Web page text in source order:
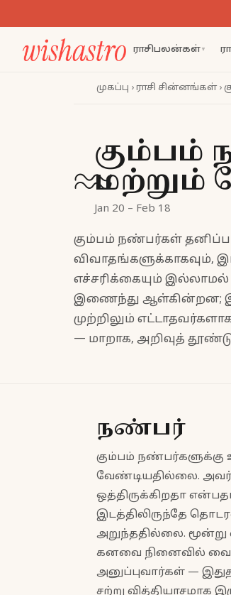
ராசிபலன்கள் ▼
முகப்பு ›ராசி சின்னங்கள்›
♒
கும்பம்
Jan 20 – Feb 18
கும்பம் நண்பர்கள்
விவாதங்களுக்காகவும்,
எச்சரிக்கையும் இல்லாமல்
இணைந்து ஆள்கின்றன;
முற்றிலும்
— மாறாக, அறிவுத்
நண்பர்
கும்பம் நண்பர்களுக்கு
வேண்டியதில்லை.
ஒத்திருக்கிறதா
இடத்திலிருந்தே
அறுந்ததில்லை.
கனவை நினைவில்
அனுப்புவார்கள் —
சற்று வித்தியாசமாக